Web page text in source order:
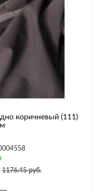
коричневый (111)
1176.45 руб.